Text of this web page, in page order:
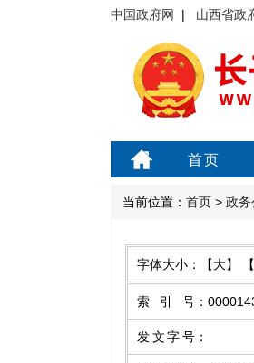
中国政府网 | 山西省政
首页
当前位置： 首页 > 政务
字体大小： 【大】
索引号 ：
发文字号 ：